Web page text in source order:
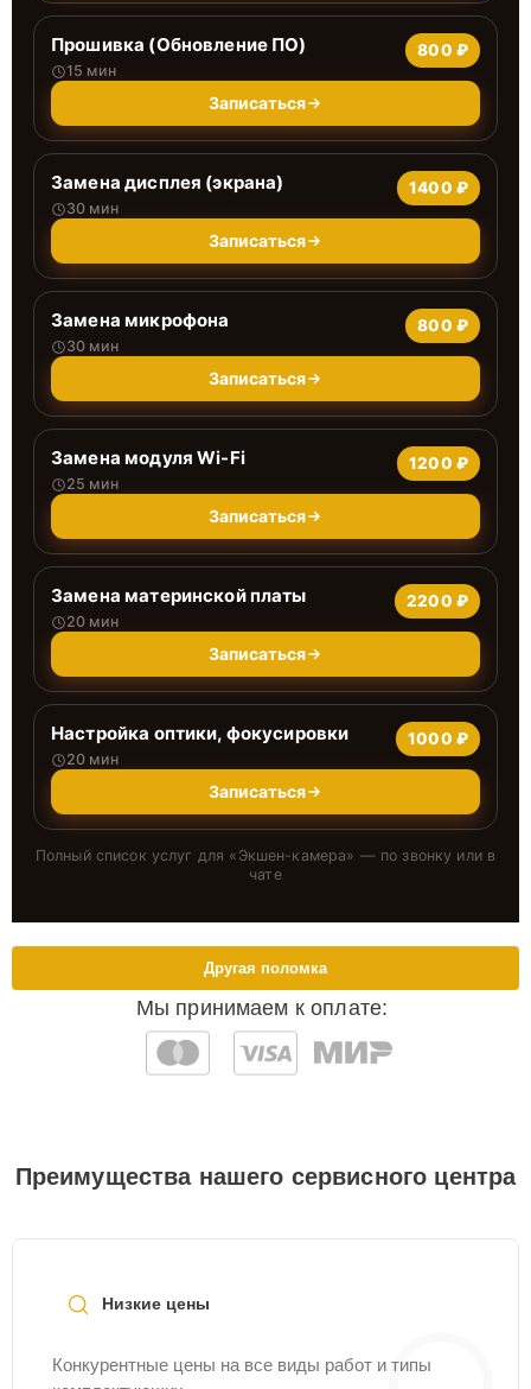
Прошивка (Обновление ПО)
15 мин
800 ₽
Записаться
Замена дисплея (экрана)
30 мин
1400 ₽
Записаться
Замена микрофона
30 мин
800 ₽
Записаться
Замена модуля Wi-Fi
25 мин
1200 ₽
Записаться
Замена материнской платы
20 мин
2200 ₽
Записаться
Настройка оптики, фокусировки
20 мин
1000 ₽
Записаться
Полный список услуг для « Экшен-камера» — по звонку или в
чате
Мы принимаем к оплате:
Другая поломка
Преимущества нашего сервисного центра
Низкие цены
Конкурентные цены на все виды работ и типы